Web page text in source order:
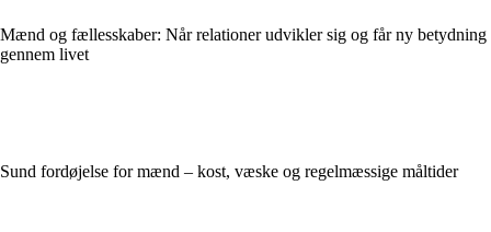
Mænd og fællesskaber: Når relationer udvikler sig og får ny betydning
gennem livet
Sund fordøjelse for mænd – kost, væske og regelmæssige måltider